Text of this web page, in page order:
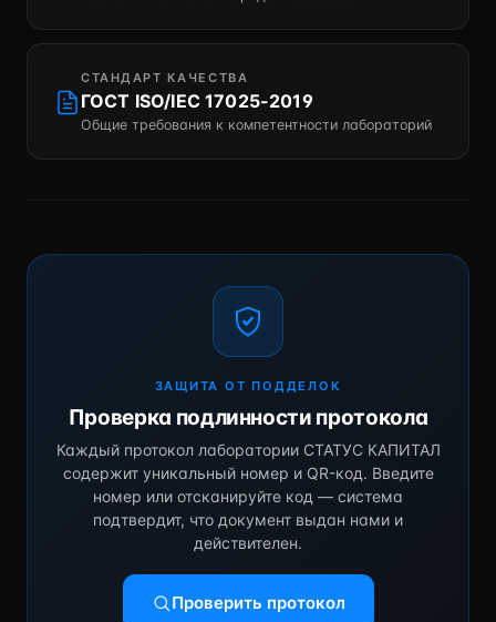
СТАНДАРТ КАЧЕСТВА
ГОСТ ISO/IEC 17025-2019
Общие требования к компетентности лабораторий
ЗАЩИТА ОТ ПОДДЕЛОК
Проверка подлинности протокола
Каждый протокол лаборатории СТАТУС КАПИТАЛ
содержит уникальный номер и QR-код. Введите
номер или отсканируйте код — система
подтвердит, что документ выдан нами и
действителен.
Проверить протокол